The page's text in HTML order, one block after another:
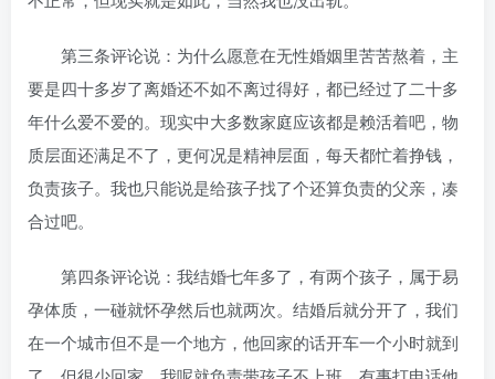
第三条评论说：为什么愿意在无性婚姻里苦苦熬着，主
要是四十多岁了离婚还不如不离过得好，都已经过了二十多
年什么爱不爱的。现实中大多数家庭应该都是赖活着吧，物
质层面还满足不了，更何况是精神层面，每天都忙着挣钱，
负责孩子。我也只能说是给孩子找了个还算负责的父亲，凑
合过吧。
第四条评论说：我结婚七年多了，有两个孩子，属于易
孕体质，一碰就怀孕然后也就两次。结婚后就分开了，我们
在一个城市但不是一个地方，他回家的话开车一个小时就到